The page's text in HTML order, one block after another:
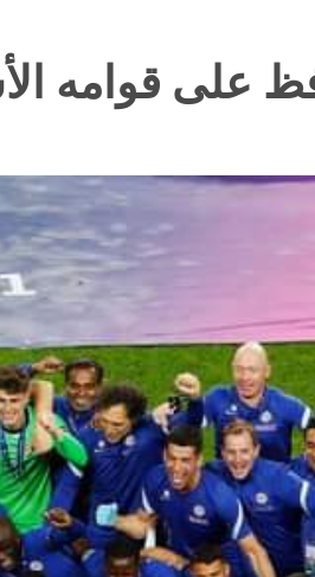
على قوامه